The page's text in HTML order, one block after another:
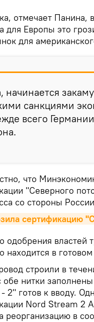
отмечает Панина,
для Европы это
для
начинается
санкциями
всего
что
"Северного
со стороны
сертификацию
одобрения властей
находится в
строили в
обе нитки
2" готов к вводу.
Nord Stream 2
реорганизацию в